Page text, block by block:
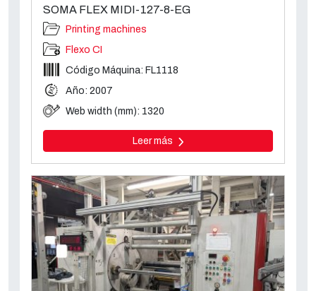
SOMA FLEX MIDI-127-8-EG
Printing machines
Flexo CI
Código Máquina: FL1118
Año: 2007
Web width (mm): 1320
Leer más